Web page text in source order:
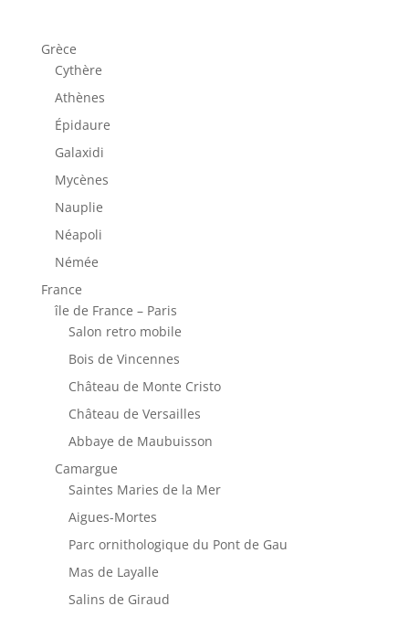
Grèce
Cythère
Athènes
Épidaure
Galaxidi
Mycènes
Nauplie
Néapoli
Némée
France
île de France – Paris
Salon retro mobile
Bois de Vincennes
Château de Monte Cristo
Château de Versailles
Abbaye de Maubuisson
Camargue
Saintes Maries de la Mer
Aigues-Mortes
Parc ornithologique du Pont de Gau
Mas de Layalle
Salins de Giraud